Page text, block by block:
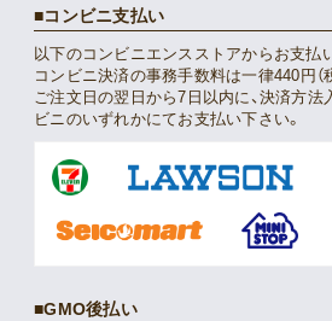
コンビニ支払い
以下のコンビニエンスストアからお支払
コンビニ決済の事務手数料は一律440円（
ご注文日の翌日から7日以内に、決済方
ビニのいずれかにてお支払い下さい。
GMO後払い